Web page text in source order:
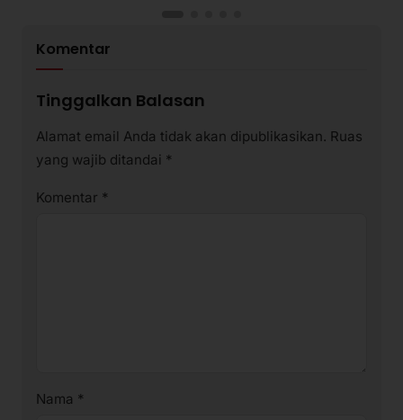
Komentar
Tinggalkan Balasan
Alamat email Anda tidak akan dipublikasikan. Ruas
yang wajib ditandai *
Komentar *
Nama *